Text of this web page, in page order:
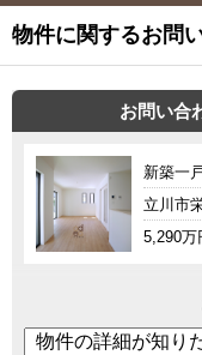
物件に関するお問
お問い合
新築一
立川市
5,290万